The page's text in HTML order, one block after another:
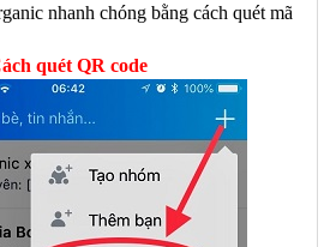
nhanh chóng bằng cách quét mã
quét QR code